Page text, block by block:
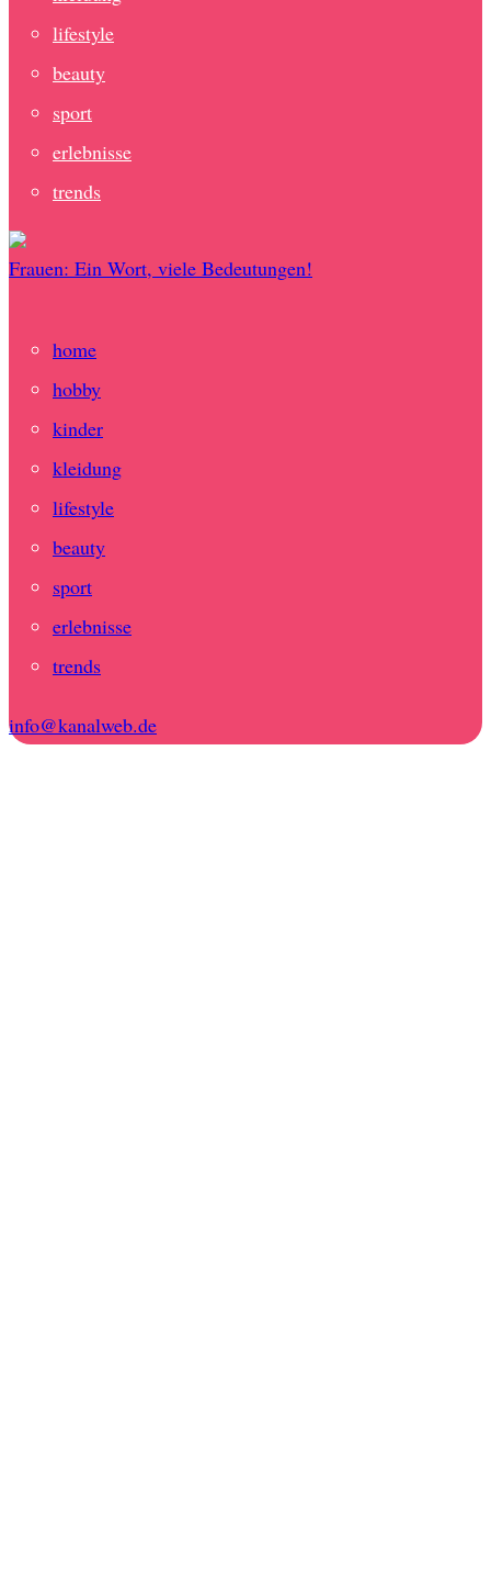
lifestyle
beauty
sport
erlebnisse
trends
Frauen: Ein Wort, viele Bedeutungen!
home
hobby
kinder
kleidung
lifestyle
beauty
sport
erlebnisse
trends
info@kanalweb.de